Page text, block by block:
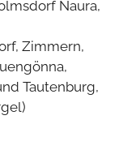
Naura,
Zimmern,
Tautenburg,